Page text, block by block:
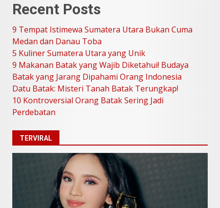
5 Kuliner Sumatera Utara yang
Juli 13, 2026
3
9 Makanan Batak yang Wajib
Diketahui! Budaya Batak yang
Jarang Dipahami Orang
Indonesia
Juni 25, 2026
Juni 11, 2026
10 Kontroversial Orang Batak
Sering Jadi Perdebatan
Recent Posts
9 Tempat Istimewa Sumatera Utara Bukan Cuma
Medan dan Danau Toba
5 Kuliner Sumatera Utara yang Unik
9 Makanan Batak yang Wajib Diketahui! Budaya
Batak yang Jarang Dipahami Orang Indonesia
Datu Batak: Misteri Tanah Batak Terungkap!
10 Kontroversial Orang Batak Sering Jadi
Perdebatan
TERVIRAL